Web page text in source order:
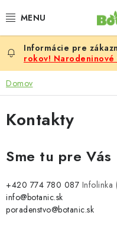
na
PREMIUM
DOPLNKY STRAVY
CIELE
ZLOŽKY
rokov!
Domov
Kontakty
Sme tu pre Vás
+420 774 780 087 Infolinka
info@botanic.sk
poradenstvo@botanic.sk